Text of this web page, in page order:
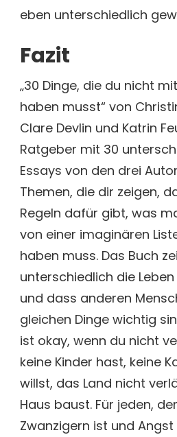
eben unterschiedlich
Fazit
„30 Dinge, die du nicht
haben musst“ von
Clare Devlin und Katrin
Ratgeber mit 30
Essays von den drei
Themen, die dir zeigen,
Regeln dafür gibt, was
von einer imaginären
haben muss. Das Buch
unterschiedlich die
und dass anderen
gleichen Dinge wichtig
ist okay, wenn du nicht
keine Kinder hast, keine
willst, das Land nicht
Haus baust. Für jeden,
Zwanzigern ist und